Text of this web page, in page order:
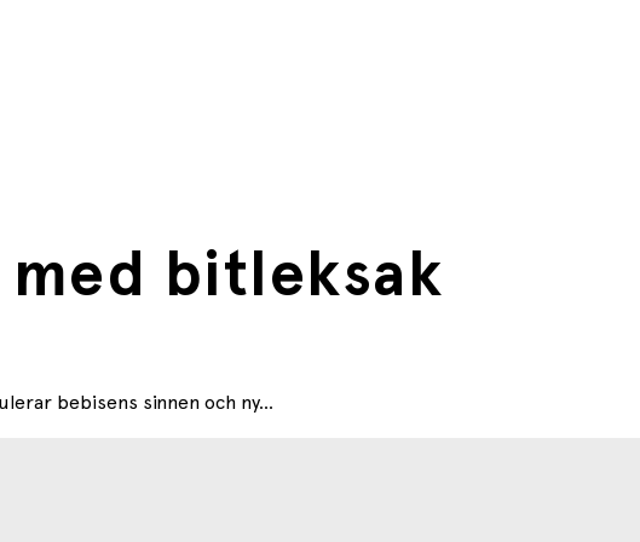
med bitleksak
bebisens sinnen och ny...